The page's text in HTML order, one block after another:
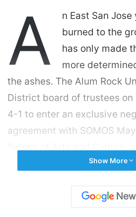
A
n East San
burned to the
has only made
more
the ashes. The Alum Rock
District board of trustees on
4-1 to enter an exclusive
agreement with SOMOS
the Si Se Puede Collective,
Community Services
Show More